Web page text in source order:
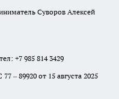
Суворов Алексей
+7 985 814 3429
– 89920 от 15 августа 2025